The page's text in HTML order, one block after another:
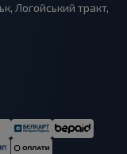
Логойський тракт,